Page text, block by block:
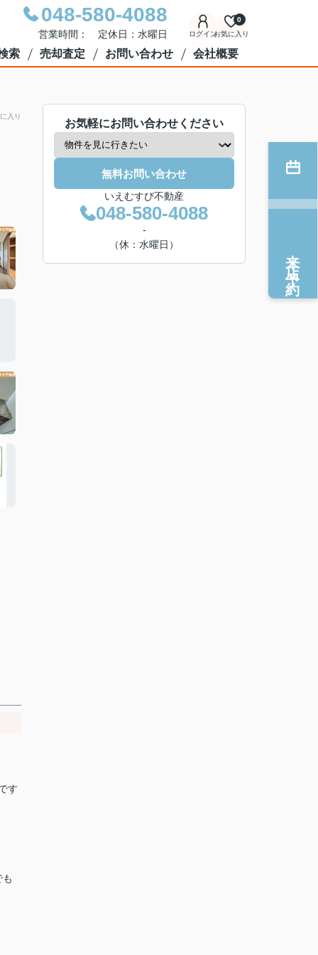
048-580-4088
営業時間： 定休日：水曜日 ログインお気に入り
0
索 売却査定 お問い合わせ 会社概要
入り
す
お気軽にお問い合わせください
無料お問い合わせ
いえむすび不動産
048-580-4088
-
（休：水曜日）
来店予約